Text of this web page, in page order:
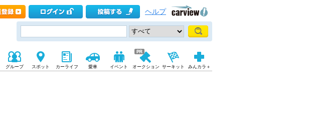
ヘルプ
グループ スポット カーライフ 愛車 イベント オークション サーキット みんカラ＋